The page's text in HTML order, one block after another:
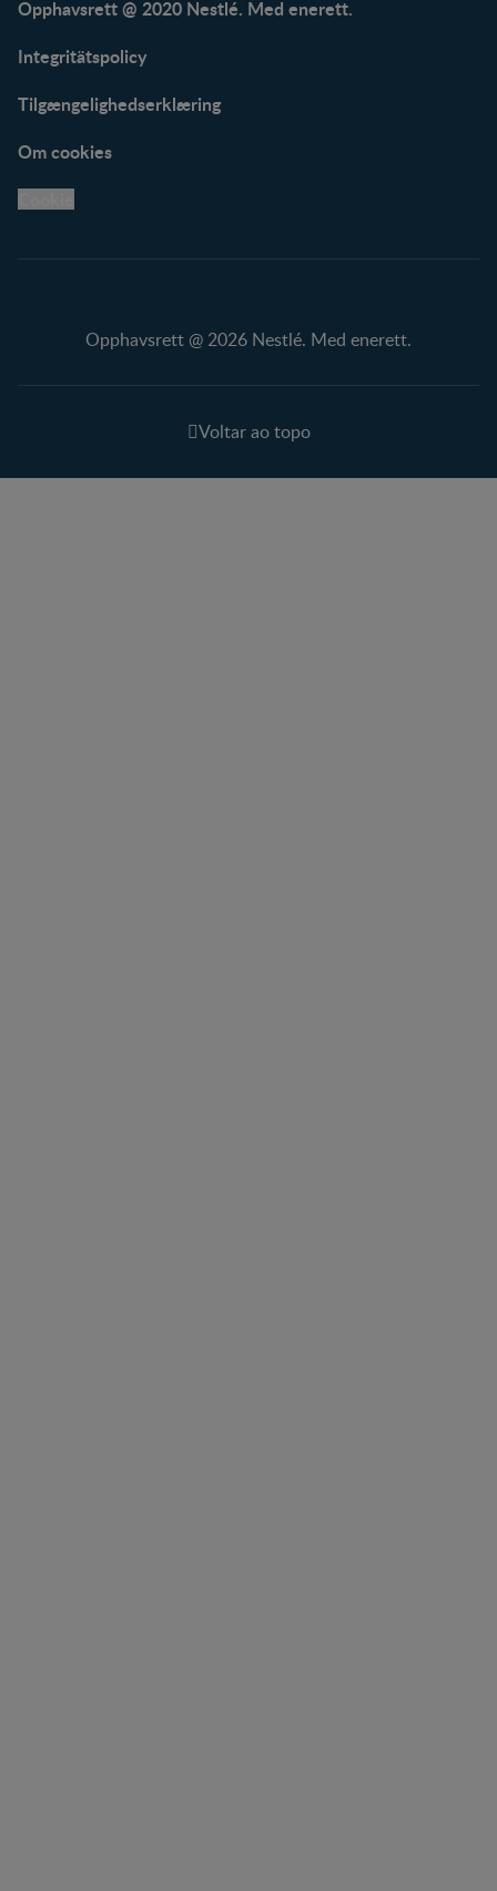
Opphavsrett @ 2020 Nestlé. Med enerett.
Integritätspolicy
Tilgængelighedserklæring
Om cookies
Opphavsrett @ 2026 Nestlé. Med enerett.
Voltar ao topo